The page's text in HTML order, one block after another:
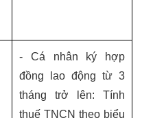
- Cá nhân ký hợp
đồng lao động từ 3
tháng trở lên: Tính
thuế TNCN theo biểu